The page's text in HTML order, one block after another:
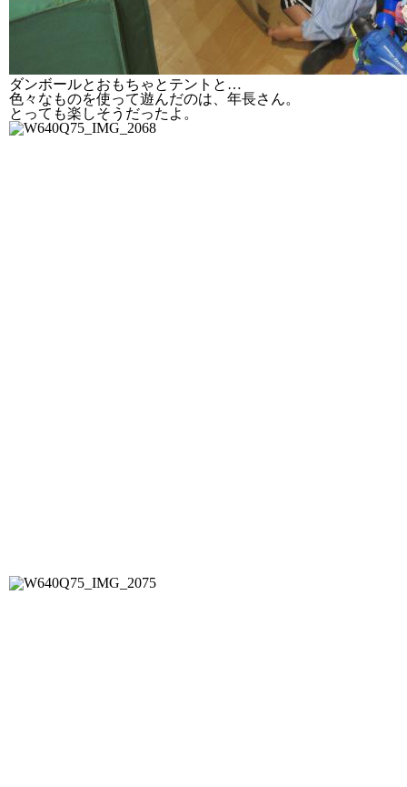
ダンボールとおもちゃとテントと…
色々なものを使って遊んだのは、年長さん。
とっても楽しそうだったよ。